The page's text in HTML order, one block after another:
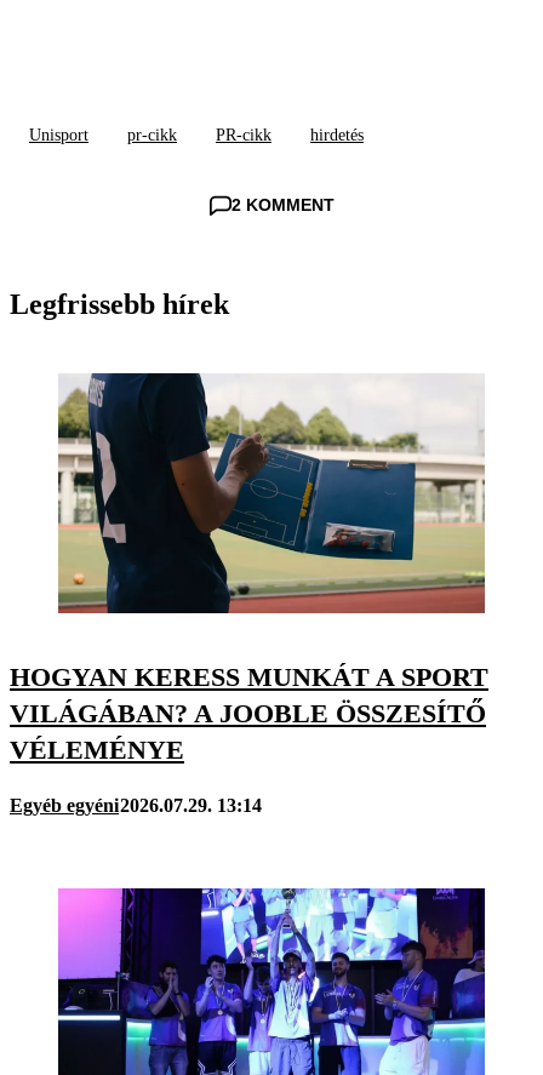
Unisport pr-cikk PR-cikk hirdetés
2 KOMMENT
Legfrissebb hírek
HOGYAN KERESS MUNKÁT A SPORT
VILÁGÁBAN? A JOOBLE ÖSSZESÍTŐ
VÉLEMÉNYE
Egyéb egyéni2026.07.29. 13:14